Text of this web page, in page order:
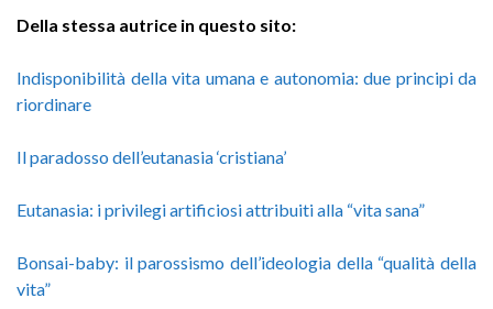
Della stessa autrice in questo sito:
Indisponibilità della vita umana e autonomia: due principi da
riordinare
Il paradosso dell’eutanasia ‘cristiana’
Eutanasia: i privilegi artificiosi attribuiti alla “vita sana”
Bonsai-baby: il parossismo dell’ideologia della “qualità della
vita”